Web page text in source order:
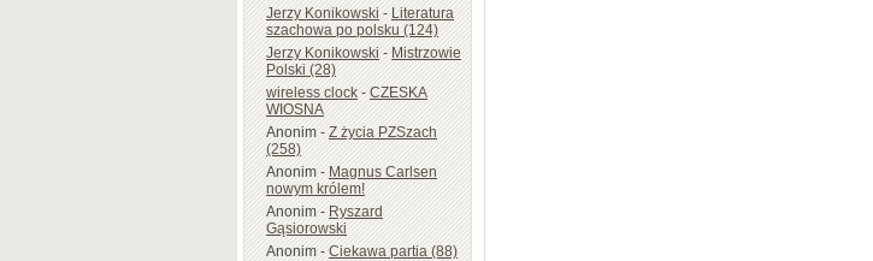
Jerzy Konikowski-Literatura
szachowa po polsku (124)
Jerzy Konikowski-Mistrzowie
Polski (28)
wireless clock-CZESKA
WIOSNA
Anonim-Z życia PZSzach
(258)
Anonim-Magnus Carlsen
nowym królem!
Anonim-Ryszard
Gąsiorowski
Anonim-Ciekawa partia (88)